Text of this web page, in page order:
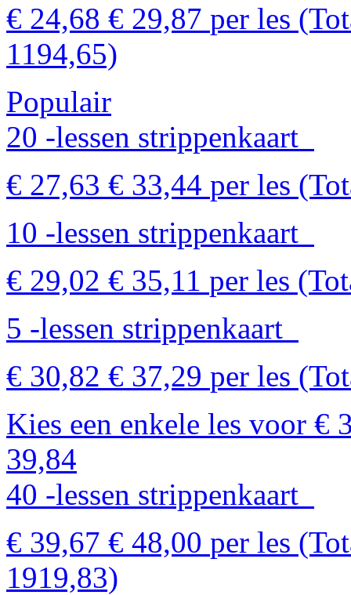
€ 24,68 € 29,87 per les
1194,65)
Populair
20 -lessen strippenkaart
€ 27,63 € 33,44 per les
10 -lessen strippenkaart
€ 29,02 € 35,11 per les
5 -lessen strippenkaart
€ 30,82 € 37,29 per les
Kies een enkele les voor €
39,84
40 -lessen strippenkaart
€ 39,67 € 48,00 per les
1919,83)